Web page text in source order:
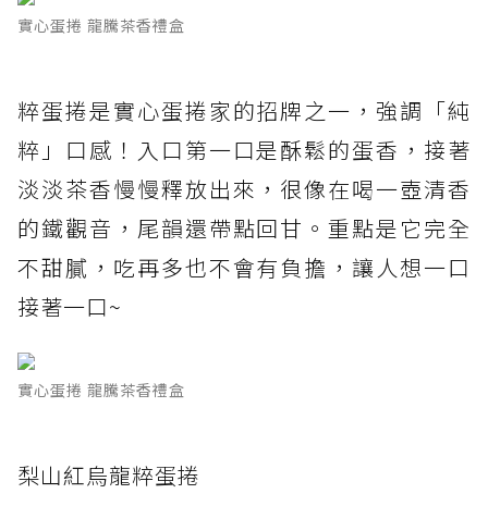
實心蛋捲 龍騰茶香禮盒
粹蛋捲是實心蛋捲家的招牌之一，強調「純
粹」口感！入口第一口是酥鬆的蛋香，接著
淡淡茶香慢慢釋放出來，很像在喝一壺清香
的鐵觀音，尾韻還帶點回甘。重點是它完全
不甜膩，吃再多也不會有負擔，讓人想一口
接著一口~
實心蛋捲 龍騰茶香禮盒
梨山紅烏龍粹蛋捲